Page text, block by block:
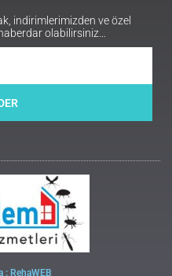
indirimlerimizden ve özel
olabilirsiniz…
: RehaWEB